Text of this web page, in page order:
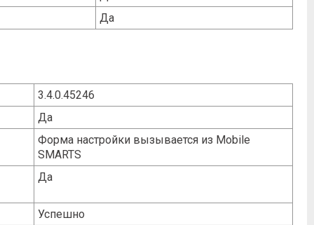
Да
3.4.0.45246
Да
Форма настройки вызывается из Mobile
SMARTS
Да
Успешно